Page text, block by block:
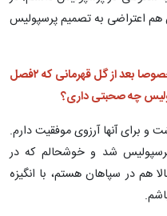
هم اعتراضی به تصمیم پرسپولیس
نزد هواداران هم بازیکن محبوبی بودی، خصوصا بعد از گل قهرمانی که ۲فصل
چه صحبتی داری؟
و برای آنها آرزوی موفقیت دارم.
شد و خوشحالم که در
هم در سپاهان هستم، با انگیزه